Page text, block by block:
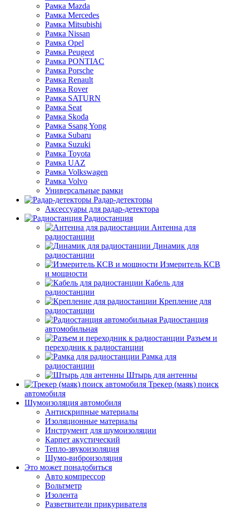
Рамка Mazda
Рамка Mercedes
Рамка Mitsubishi
Рамка Nissan
Рамка Opel
Рамка Peugeot
Рамка PONTIAC
Рамка Porsche
Рамка Renault
Рамка Rover
Рамка SATURN
Рамка Seat
Рамка Skoda
Рамка Ssang Yong
Рамка Subaru
Рамка Suzuki
Рамка Toyota
Рамка UAZ
Рамка Volkswagen
Рамка Volvo
Универсальные рамки
Радар-детекторы
Аксессуары для радар-детектора
Радиостанция
Антенна для
радиостанции
Динамик для
радиостанции
Измеритель КСВ
и мощности
Кабель для
радиостанции
Крепление для
радиостанции
Радиостанция
автомобильная
Разъем и
переходник к радиостанции
Рамка для
радиостанции
Штырь для антенны
Трекер (маяк) поиск
автомобиля
Шумоизоляция автомобиля
Антискрипные материалы
Изоляционные материалы
Инструмент для шумоизоляции
Карпет акустический
Тепло-звукоизоляция
Шумо-виброизоляция
Это может понадобиться
Авто компрессор
Вольтметр
Изолента
Разветвители прикуривателя